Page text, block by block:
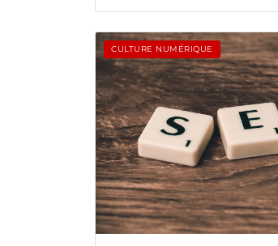
CULTURE NUMÉRIQUE